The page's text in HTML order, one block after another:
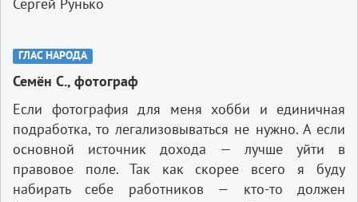
ГЛАС НАРОДА
Семён С., фотограф
Если фотография для меня хобби и единичная
подработка, то легализовываться не нужно. А если
основной источник дохода — лучше уйти в
правовое поле. Так как скорее всего я буду
набирать себе работников — кто-то должен